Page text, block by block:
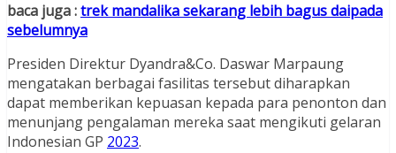
baca juga :trek mandalika sekarang lebih bagus daipada
sebelumnya
Presiden Direktur Dyandra&Co. Daswar Marpaung
mengatakan berbagai fasilitas tersebut diharapkan
dapat memberikan kepuasan kepada para penonton dan
menunjang pengalaman mereka saat mengikuti gelaran
Indonesian GP 2023.